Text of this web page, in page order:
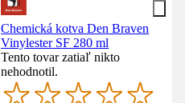
Chemická kotva Den Braven
Vinylester SF 280 ml
Tento tovar zatiaľ nikto
nehodnotil.